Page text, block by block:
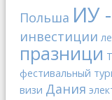
Польша ИУ
инвестиции
празници
фестивальный
визи Дания